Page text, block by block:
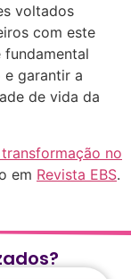
voltados
com este
fundamental
garantir a
de vida da
no
em Revista EBS.